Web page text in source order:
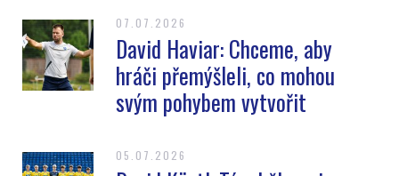
07.07.2026
David Haviar: Chceme, aby
hráči přemýšleli, co mohou
svým pohybem vytvořit
05.07.2026